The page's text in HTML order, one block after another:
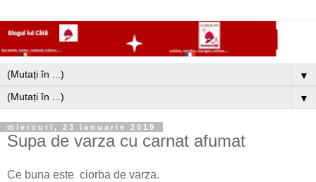
▼
▼
miercuri, 23 ianuarie 2019
Supa de varza cu carnat afumat
Ce buna este ciorba de varza.